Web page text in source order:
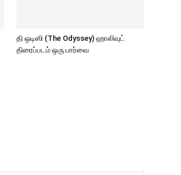
தி ஒடிஸி (The Odyssey) ஹாலிவுட்
திரைப்படம் ஒரு பார்வை